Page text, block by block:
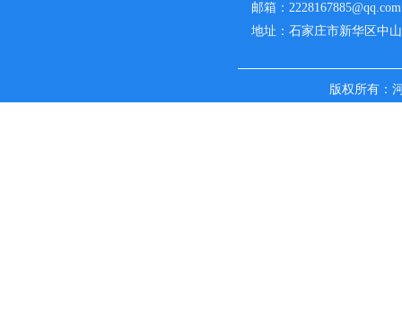
邮箱：2228167885@qq.com
地址：石家庄市新华区中
版权所有：